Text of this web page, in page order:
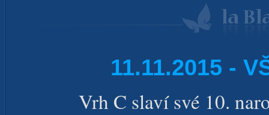
11.11.2015 -
Vrh C slaví své 10.